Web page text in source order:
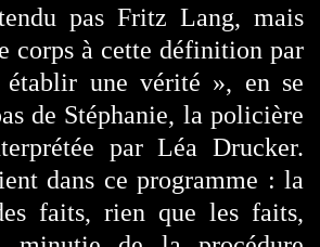
pas Fritz Lang, mais
corps à cette définition par
établir une vérité », en se
de Stéphanie, la policière
par Léa Drucker.
dans ce programme : la
faits, rien que les faits,